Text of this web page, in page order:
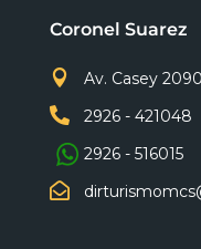
Coronel Suarez

Av. Casey 2090

2926 - 421048
2926 - 516015
